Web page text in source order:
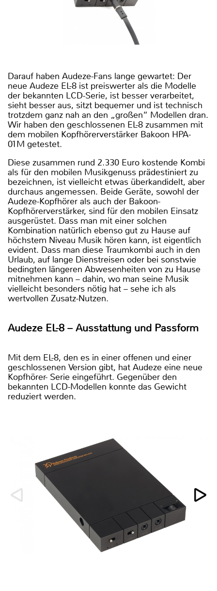
Darauf haben Audeze-Fans lange gewartet: Der
neue Audeze EL-8 ist preiswerter als die Modelle
der bekannten LCD-Serie, ist besser verarbeitet,
sieht besser aus, sitzt bequemer und ist technisch
trotzdem ganz nah an den „großen“ Modellen dran.
Wir haben den geschlossenen EL-8 zusammen mit
dem mobilen Kopfhörerverstärker Bakoon HPA-
01M getestet.
Diese zusammen rund 2.330 Euro kostende Kombi
als für den mobilen Musikgenuss prädestiniert zu
bezeichnen, ist vielleicht etwas überkandidelt, aber
durchaus angemessen. Beide Geräte, sowohl der
Audeze-Kopfhörer als auch der Bakoon-
Kopfhörerverstärker, sind für den mobilen Einsatz
ausgerüstet. Dass man mit einer solchen
Kombination natürlich ebenso gut zu Hause auf
höchstem Niveau Musik hören kann, ist eigentlich
evident. Dass man diese Traumkombi auch in den
Urlaub, auf lange Dienstreisen oder bei sonstwie
bedingten längeren Abwesenheiten von zu Hause
mitnehmen kann – dahin, wo man seine Musik
vielleicht besonders nötig hat – sehe ich als
wertvollen Zusatz-Nutzen.
Audeze EL-8 – Ausstattung und Passform
Mit dem EL-8, den es in einer offenen und einer
geschlossenen Version gibt, hat Audeze eine neue
Kopfhörer- Serie eingeführt. Gegenüber den
bekannten LCD-Modellen konnte das Gewicht
reduziert werden.